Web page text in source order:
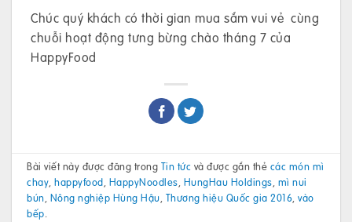
Chúc quý khách có thời gian mua sắm vui vẻ cùng
chuỗi hoạt động tưng bừng chào tháng 7 của
HappyFood
Bài viết này được đăng trong Tin tức và được gắn thẻ các món mì
chay,happyfood, HappyNoodles, HungHau Holdings, mì nui
bún, Nông nghiệp Hùng Hậu, Thương hiệu Quốc gia 2016,vào
bếp.